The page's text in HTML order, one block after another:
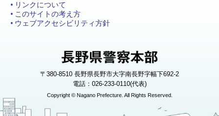
リンクについて
このサイトの考え方
ウェブアクセシビリティ方針
〒380-8510 長野県長野市大字南長野字幅下692-2
電話：026-233-0110(代表)
Copyright © Nagano Prefecture. All Rights Reserved.